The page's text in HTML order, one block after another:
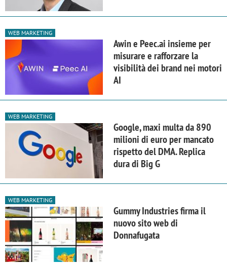
WEB MARKETING
Awin e Peec.ai insieme per
misurare e rafforzare la
visibilità dei brand nei motori
AI
WEB MARKETING
Google, maxi multa da 890
milioni di euro per mancato
rispetto del DMA. Replica
dura di Big G
WEB MARKETING
Gummy Industries firma il
nuovo sito web di
Donnafugata